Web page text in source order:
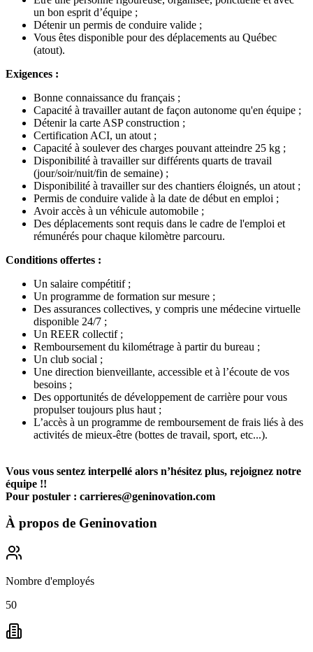
un bon esprit d’équipe ;
Détenir un permis de conduire valide ;
Vous êtes disponible pour des déplacements au Québec
(atout).
Exigences :
Bonne connaissance du français ;
Capacité à travailler autant de façon autonome qu'en équipe ;
Détenir la carte ASP construction ;
Certification ACI, un atout ;
Capacité à soulever des charges pouvant atteindre 25 kg ;
Disponibilité à travailler sur différents quarts de travail
(jour/soir/nuit/fin de semaine) ;
Disponibilité à travailler sur des chantiers éloignés, un atout ;
Permis de conduire valide à la date de début en emploi ;
Avoir accès à un véhicule automobile ;
Des déplacements sont requis dans le cadre de l'emploi et
rémunérés pour chaque kilomètre parcouru.
Conditions offertes :
Un salaire compétitif ;
Un programme de formation sur mesure ;
Des assurances collectives, y compris une médecine virtuelle
disponible 24/7 ;
Un REER collectif ;
Remboursement du kilométrage à partir du bureau ;
Un club social ;
Une direction bienveillante, accessible et à l’écoute de vos
besoins ;
Des opportunités de développement de carrière pour vous
propulser toujours plus haut ;
L’accès à un programme de remboursement de frais liés à des
activités de mieux-être (bottes de travail, sport, etc...).
Vous vous sentez interpellé alors n’hésitez plus, rejoignez notre
équipe !!
Pour postuler : carrieres@geninovation.com
À propos de Geninovation
Nombre d'employés
50